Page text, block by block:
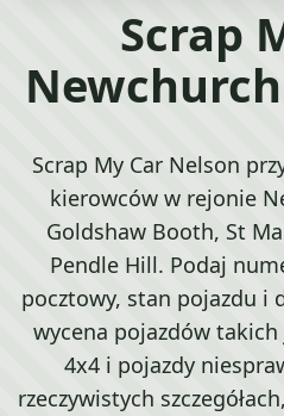
Scrap
Scrap My Car Nelson
kierowców w rejonie
Goldshaw Booth, St
Pendle Hill. Podaj
pocztowy, stan pojazdu i
wycena pojazdów
4x4 i pojazdy
rzeczywistych